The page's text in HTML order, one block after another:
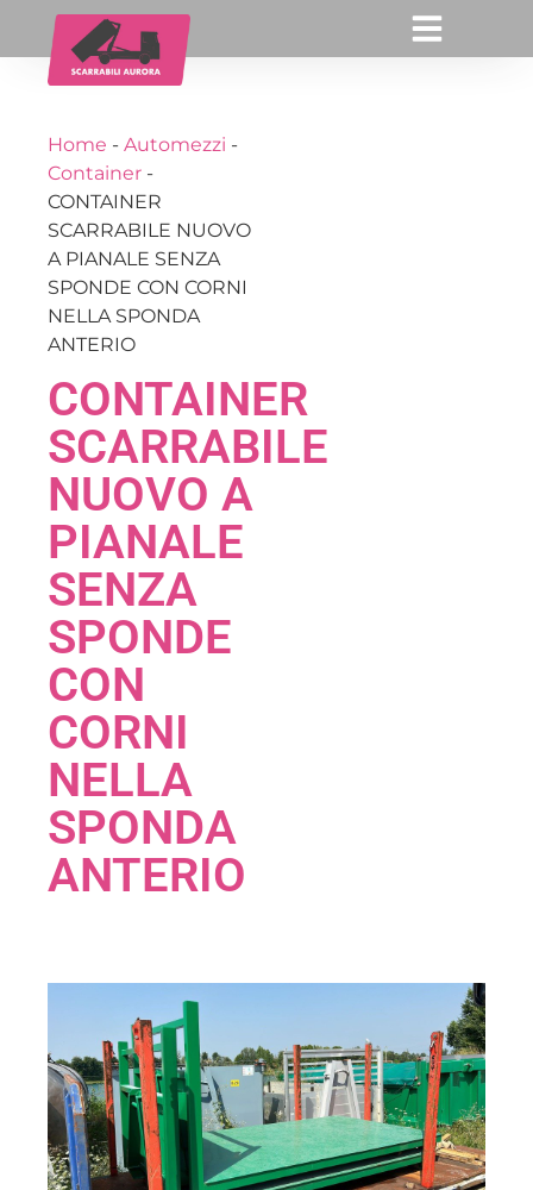
Home - Automezzi -
Container -
CONTAINER
SCARRABILE NUOVO
A PIANALE SENZA
SPONDE CON CORNI
NELLA SPONDA
ANTERIO
CONTAINER
SCARRABILE
NUOVO A
PIANALE
SENZA
SPONDE
CON
CORNI
NELLA
SPONDA
ANTERIO